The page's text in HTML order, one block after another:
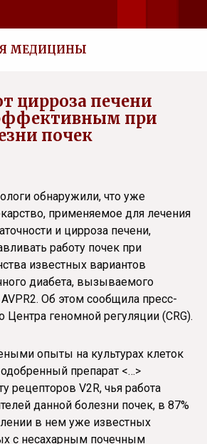
МЕДИЦИНЫ
цирроза печени
при
почек
обнаружили, что уже
применяемое для лечения
и цирроза печени,
работу почек при
известных вариантов
диабета, вызываемого
Об этом сообщила пресс-
Центра геномной регуляции (CRG).
опыты на культурах клеток
препарат <…>
рецепторов V2R, чья работа
данной болезни почек, в 87%
в нем уже известных
с несахарным почечным